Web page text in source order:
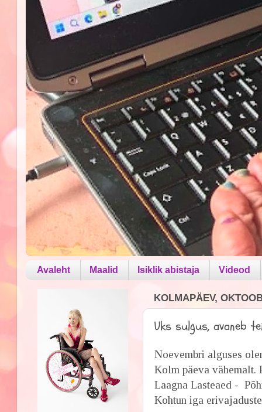
Avaleht Maalid Isiklik abistaja Videod
KOLMAPÄEV,
Uks sulgus, avaneb
Noevembri alguses
Kolm päeva
Laagna Lasteaed -
Kohtun iga